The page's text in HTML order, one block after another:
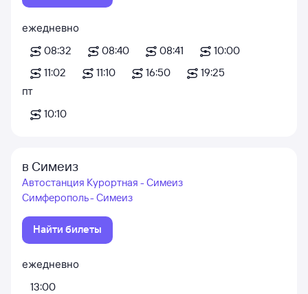
ежедневно
08:32
08:40 08:41
10:00
11:02
11:10 16:50
19:25
пт
10:10
в Симеиз
Автостанция Курортная - Симеиз
Симферополь - Симеиз
Найти билеты
ежедневно
13:00